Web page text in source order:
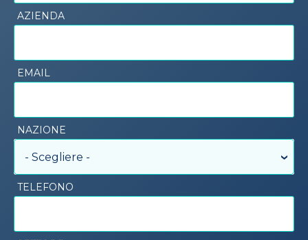
AZIENDA
EMAIL
NAZIONE
- Scegliere -
TELEFONO